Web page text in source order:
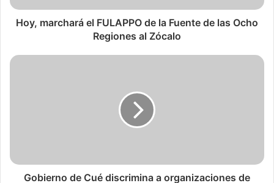
Hoy, marchará el FULAPPO de la Fuente de las Ocho
Regiones al Zócalo
Gobierno de Cué discrimina a organizaciones de